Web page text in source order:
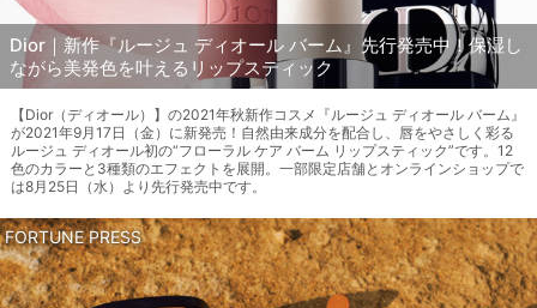
Dior｜新作『ルージュ ディオール バーム』先行発売中！保湿し
ながら美発色を叶えるリップスティック
【Dior（ディオール）】の2021年秋新作コスメ『ルージュ ディオール バーム』
が2021年9月17日（金）に新発売！自然由来成分を配合し、唇をやさしく彩る
ルージュ ディオール初の“フローラル ケア バーム リップスティック”です。12
色のカラーと3種類のエフェクトを展開。一部限定店舗とオンラインショップで
は8月25日（水）より先行発売中です。
FORTUNE PRESS